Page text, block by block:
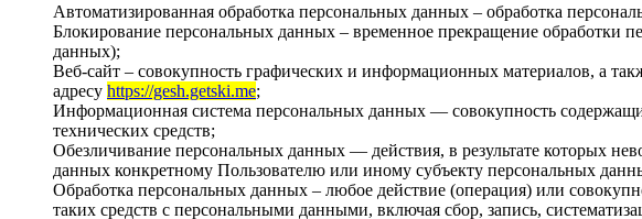
Автоматизированная обработка персональных данных – обработка
Блокирование персональных данных – временное прекращение обработки
данных);
Веб-сайт – совокупность графических и информационных материалов, а
адресу https://gesh.getski.me;
Информационная система персональных данных — совокупность
технических средств;
Обезличивание персональных данных — действия, в результате которых
данных конкретному Пользователю или иному субъекту персональных
Обработка персональных данных – любое действие (операция) или
таких средств с персональными данными, включая сбор, запись,